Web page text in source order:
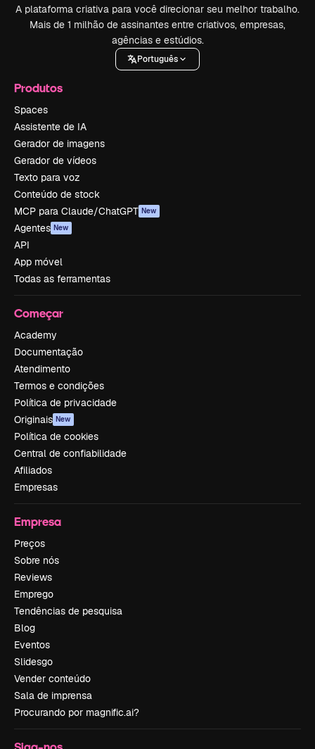
A plataforma criativa para você direcionar seu melhor trabalho.
Mais de 1 milhão de assinantes entre criativos, empresas,
agências e estúdios.
Português
Produtos
Spaces
Assistente de IA
Gerador de imagens
Gerador de vídeos
Texto para voz
Conteúdo de stock
MCP para Claude/ChatGPT New
Agentes New
API
App móvel
Todas as ferramentas
Começar
Academy
Documentação
Atendimento
Termos e condições
Política de privacidade
Originais New
Política de cookies
Central de confiabilidade
Afiliados
Empresas
Empresa
Preços
Sobre nós
Reviews
Emprego
Tendências de pesquisa
Blog
Eventos
Slidesgo
Vender conteúdo
Sala de imprensa
Procurando por magnific.ai?